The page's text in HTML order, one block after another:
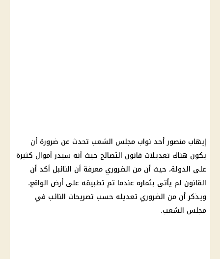
إيهاب منصور أحد نواب مجلس الشعب تحدث عن ضرورة أن
يكون هناك تعديلات قانون التصالح حيث أنه سيدر أموال كثيرة
على الدولة، حيث أن من الضروري معرفة أن النائبل أكد أن
القانون لم يأتي بثماره عندما تم تطبيقه على أرض الواقع،
ويذكر أن من الضروري تعديله حسب تصريحات النائب في
مجلس الشعب.